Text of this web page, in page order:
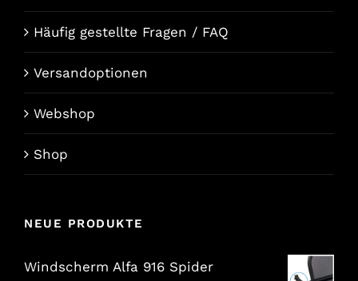
Häufig gestellte Fragen / FAQ
Versandoptionen
Webshop
Shop
NEUE PRODUKTE
Windscherm Alfa 916 Spider